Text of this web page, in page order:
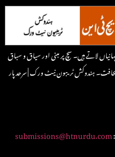
لاتے ہیں۔ سچ پر مبنی اور سیاق و سباق
ہندوکش ٹریبون نیٹ ورک | سرحد پار
submissions@htnurdu.com